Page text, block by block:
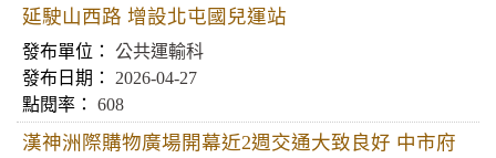
延駛山西路 增設北屯國兒運站
公共運輸科
2026-04-27
608
漢神洲際購物廣場開幕近2週交通大致良好 中市府